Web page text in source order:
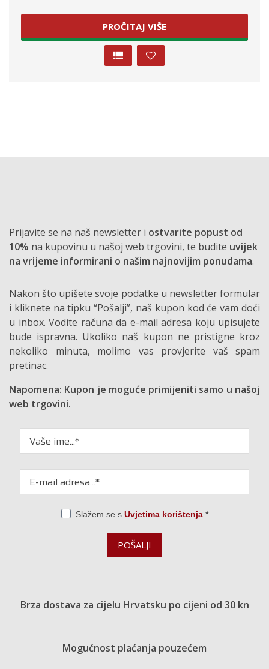
PROČITAJ VIŠE
Prijavite se na naš newsletter i ostvarite popust od
10% na kupovinu u našoj web trgovini, te budite uvijek
na vrijeme informirani o našim najnovijim ponudama.
Nakon što upišete svoje podatke u newsletter formular
i kliknete na tipku “Pošalji”, naš kupon kod će vam doći
u inbox. Vodite računa da e-mail adresa koju upisujete
bude ispravna. Ukoliko naš kupon ne pristigne kroz
nekoliko minuta, molimo vas provjerite vaš spam
pretinac.
Napomena: Kupon je moguće primijeniti samo u našoj
web trgovini.
Slažem se s Uvjetima korištenja.
POŠALJI
Brza dostava za cijelu Hrvatsku po cijeni od 30 kn
Mogućnost plaćanja pouzećem